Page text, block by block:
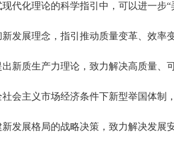
化理论的科学指引中，可以进一步“
展理念，指引推动质量变革、效率
质生产力理论，致力解决高质量、
主义市场经济条件下新型举国体制，
展格局的战略决策，致力解决发展